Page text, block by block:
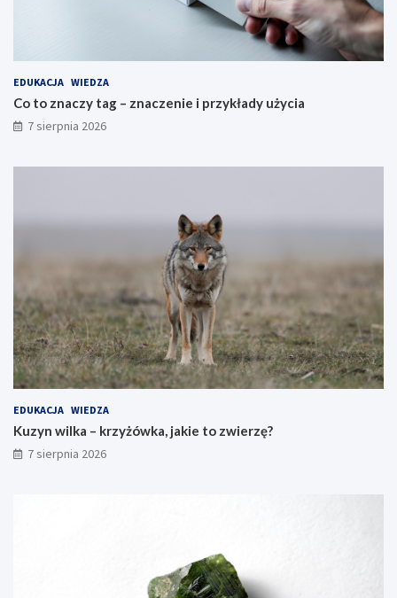
EDUKACJA WIEDZA
Co to znaczy tag – znaczenie i przykłady użycia
7 sierpnia 2026
EDUKACJA WIEDZA
Kuzyn wilka – krzyżówka, jakie to zwierzę?
7 sierpnia 2026